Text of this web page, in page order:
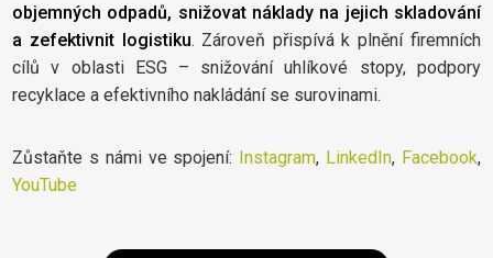
objemných odpadů, snižovat náklady na jejich skladování
a zefektivnit logistiku. Zároveň přispívá k plnění firemních
cílů v oblasti ESG – snižování uhlíkové stopy, podpory
recyklace a efektivního nakládání se surovinami.
Zůstaňte s námi ve spojení: Instagram, LinkedIn, Facebook,
YouTube